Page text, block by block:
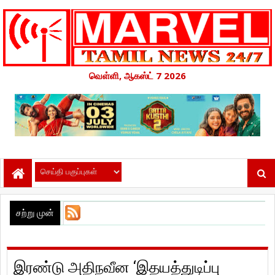
வெள்ளி, ஆகஸ்ட் 7 2026
சற்று முன்
இரண்டு அதிநவீன ‘இதயத்துடிப்பு